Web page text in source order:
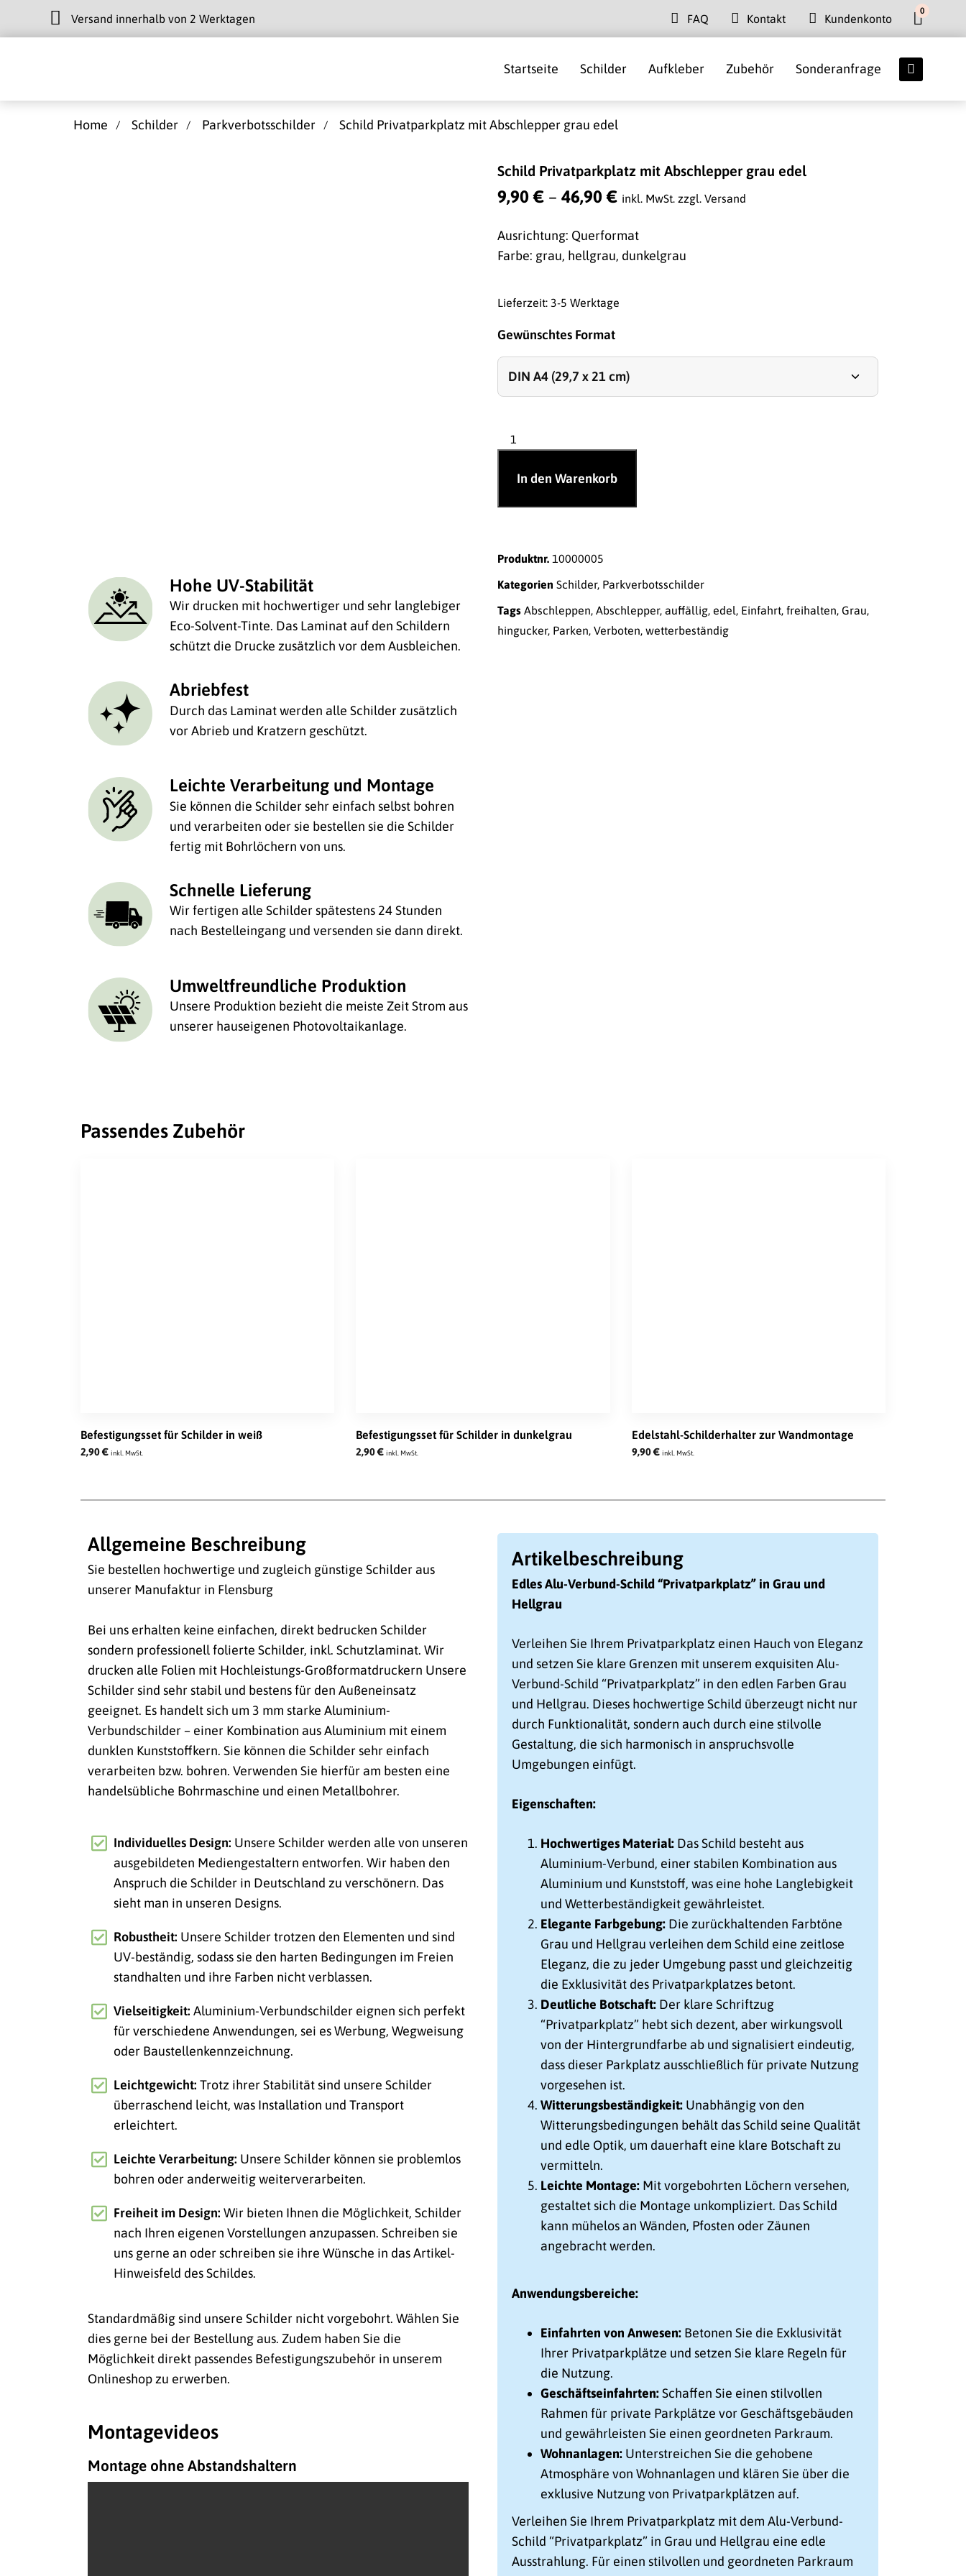
Versand innerhalb von 2 Werktagen FAQ Kontakt Kundenkonto
0
Startseite Schilder Aufkleber Zubehör Sonderanfrage
Home Schilder Parkverbotsschilder Schild Privatparkplatz mit Abschlepper grau edel
Hohe UV-Stabilität
Wir drucken mit hochwertiger und sehr langlebiger
Eco-Solvent-Tinte. Das Laminat auf den Schildern
schützt die Drucke zusätzlich vor dem Ausbleichen.
Abriebfest
Durch das Laminat werden alle Schilder zusätzlich
vor Abrieb und Kratzern geschützt.
Leichte Verarbeitung und Montage
Sie können die Schilder sehr einfach selbst bohren
und verarbeiten oder sie bestellen sie die Schilder
fertig mit Bohrlöchern von uns.
Schnelle Lieferung
Wir fertigen alle Schilder spätestens 24 Stunden
nach Bestelleingang und versenden sie dann direkt.
Umweltfreundliche Produktion
Unsere Produktion bezieht die meiste Zeit Strom aus
unserer hauseigenen Photovoltaikanlage.
Schild Privatparkplatz mit Abschlepper grau edel
9,90€ – 46,90€ inkl. MwSt. zzgl. Versand
Ausrichtung: Querformat
Farbe: grau, hellgrau, dunkelgrau
Lieferzeit: 3-5 Werktage
Gewünschtes Format
In den Warenkorb
Produktnr. 10000005
Kategorien Schilder, Parkverbotsschilder
Tags Abschleppen, Abschlepper, auffällig, edel, Einfahrt, freihalten, Grau,
hingucker, Parken, Verboten, wetterbeständig
Passendes Zubehör
Befestigungsset für Schilder in weiß
2,90€ inkl. MwSt.
Befestigungsset für Schilder in dunkelgrau
2,90€ inkl. MwSt.
Edelstahl-Schilderhalter zur Wandmontage
9,90€ inkl. MwSt.
Allgemeine Beschreibung
Sie bestellen hochwertige und zugleich günstige Schilder aus
unserer Manufaktur in Flensburg
Bei uns erhalten keine einfachen, direkt bedrucken Schilder
sondern professionell folierte Schilder, inkl. Schutzlaminat. Wir
drucken alle Folien mit Hochleistungs-Großformatdruckern Unsere
Schilder sind sehr stabil und bestens für den Außeneinsatz
geeignet. Es handelt sich um 3 mm starke Aluminium-
Verbundschilder – einer Kombination aus Aluminium mit einem
dunklen Kunststoffkern. Sie können die Schilder sehr einfach
verarbeiten bzw. bohren. Verwenden Sie hierfür am besten eine
handelsübliche Bohrmaschine und einen Metallbohrer.
Individuelles Design: Unsere Schilder werden alle von unseren
ausgebildeten Mediengestaltern entworfen. Wir haben den
Anspruch die Schilder in Deutschland zu verschönern. Das
sieht man in unseren Designs.
Robustheit: Unsere Schilder trotzen den Elementen und sind
UV-beständig, sodass sie den harten Bedingungen im Freien
standhalten und ihre Farben nicht verblassen.
Vielseitigkeit: Aluminium-Verbundschilder eignen sich perfekt
für verschiedene Anwendungen, sei es Werbung, Wegweisung
oder Baustellenkennzeichnung.
Leichtgewicht:Trotz ihrer Stabilität sind unsere Schilder
überraschend leicht, was Installation und Transport
erleichtert.
Leichte Verarbeitung: Unsere Schilder können sie problemlos
bohren oder anderweitig weiterverarbeiten.
Freiheit im Design:Wir bieten Ihnen die Möglichkeit, Schilder
nach Ihren eigenen Vorstellungen anzupassen. Schreiben sie
uns gerne an oder schreiben sie ihre Wünsche in das Artikel-
Hinweisfeld des Schildes.
Standardmäßig sind unsere Schilder nicht vorgebohrt. Wählen Sie
dies gerne bei der Bestellung aus. Zudem haben Sie die
Möglichkeit direkt passendes Befestigungszubehör in unserem
Onlineshop zu erwerben.
Montagevideos
Montage ohne Abstandshaltern
Artikelbeschreibung
Edles Alu-Verbund-Schild “Privatparkplatz” in Grau und
Hellgrau
Verleihen Sie Ihrem Privatparkplatz einen Hauch von Eleganz
und setzen Sie klare Grenzen mit unserem exquisiten Alu-
Verbund-Schild “Privatparkplatz” in den edlen Farben Grau
und Hellgrau. Dieses hochwertige Schild überzeugt nicht nur
durch Funktionalität, sondern auch durch eine stilvolle
Gestaltung, die sich harmonisch in anspruchsvolle
Umgebungen einfügt.
Eigenschaften:
Hochwertiges Material: Das Schild besteht aus
Aluminium-Verbund, einer stabilen Kombination aus
Aluminium und Kunststoff, was eine hohe Langlebigkeit
und Wetterbeständigkeit gewährleistet.
Elegante Farbgebung: Die zurückhaltenden Farbtöne
Grau und Hellgrau verleihen dem Schild eine zeitlose
Eleganz, die zu jeder Umgebung passt und gleichzeitig
die Exklusivität des Privatparkplatzes betont.
Deutliche Botschaft: Der klare Schriftzug
“Privatparkplatz” hebt sich dezent, aber wirkungsvoll
von der Hintergrundfarbe ab und signalisiert eindeutig,
dass dieser Parkplatz ausschließlich für private Nutzung
vorgesehen ist.
Witterungsbeständigkeit: Unabhängig von den
Witterungsbedingungen behält das Schild seine Qualität
und edle Optik, um dauerhaft eine klare Botschaft zu
vermitteln.
Leichte Montage: Mit vorgebohrten Löchern versehen,
gestaltet sich die Montage unkompliziert. Das Schild
kann mühelos an Wänden, Pfosten oder Zäunen
angebracht werden.
Anwendungsbereiche:
Einfahrten von Anwesen: Betonen Sie die Exklusivität
Ihrer Privatparkplätze und setzen Sie klare Regeln für
die Nutzung.
Geschäftseinfahrten:Schaffen Sie einen stilvollen
Rahmen für private Parkplätze vor Geschäftsgebäuden
und gewährleisten Sie einen geordneten Parkraum.
Wohnanlagen: Unterstreichen Sie die gehobene
Atmosphäre von Wohnanlagen und klären Sie über die
exklusive Nutzung von Privatparkplätzen auf.
Verleihen Sie Ihrem Privatparkplatz mit dem Alu-Verbund-
Schild “Privatparkplatz” in Grau und Hellgrau eine edle
Ausstrahlung. Für einen stilvollen und geordneten Parkraum